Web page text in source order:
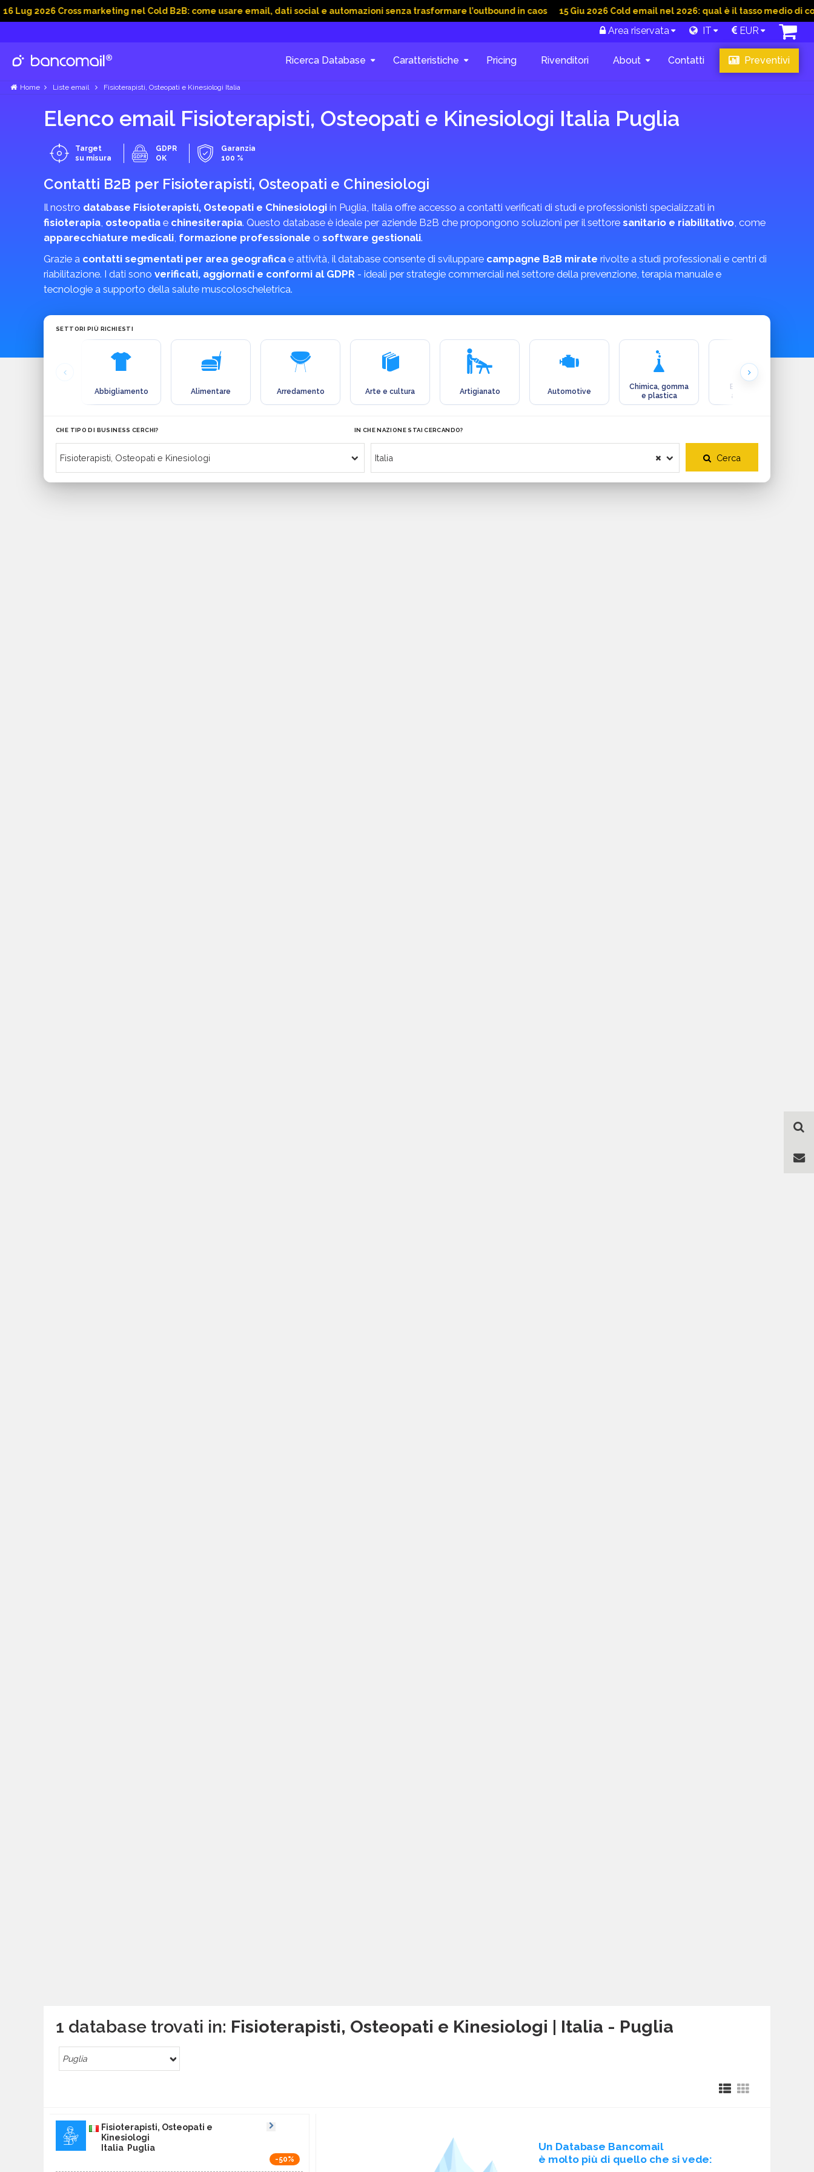
Cross marketing nel Cold B2B: come usare email, dati social e automazioni senza trasformare l’outbound in caos 15 Giu 2026 Cold email nel 2026: qual è il tasso medio di
Area riservata IT EUR
Ricerca Database Caratteristiche Pricing Rivenditori About Contatti Preventivi
Home Liste email Fisioterapisti, Osteopati e Kinesiologi Italia
Elenco email Fisioterapisti, Osteopati e Kinesiologi Italia Puglia
Target
su misura
GDPR
OK
Garanzia
100 %
Contatti B2B per Fisioterapisti, Osteopati e Chinesiologi
Il nostro database Fisioterapisti, Osteopati e Chinesiologi in Puglia, Italia offre accesso a contatti verificati di studi e professionisti specializzati in
fisioterapia, osteopatia e chinesiterapia. Questo database è ideale per aziende B2B che propongono soluzioni per il settore sanitario e riabilitativo, come
apparecchiature medicali, formazione professionale o software gestionali.
Grazie a contatti segmentati per area geografica e attività, il database consente di sviluppare campagne B2B mirate rivolte a studi professionali e centri di
riabilitazione. I dati sono verificati, aggiornati e conformi al GDPR - ideali per strategie commerciali nel settore della prevenzione, terapia manuale e
tecnologie a supporto della salute muscoloscheletrica.
SETTORI PIÙ RICHIESTI
Abbigliamento Alimentare Arredamento Arte e cultura Artigianato Automotive
Chimica, gomma
e plastica
Ecologia e
ambiente
CHE TIPO DI BUSINESS CERCHI? IN CHE NAZIONE STAI CERCANDO?
Cerca
1 database trovati in: Fisioterapisti, Osteopati e Kinesiologi | Italia - Puglia
Puglia
Fisioterapisti, Osteopati e
Kinesiologi
Italia Puglia
-50%
Un Database Bancomail
è molto più di quello che si vede: